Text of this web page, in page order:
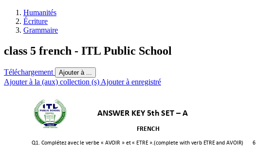
Humanités
Écriture
Grammaire
class 5 french - ITL Public School
Téléchargement Ajouter à ...
Ajouter à la (aux) collection (s) Ajouter à enregistré
         ANSWER KEY 5th SET – A
FRENCH
Q1. Complétez avec le verbe « AVOIR » et « ETRE ».(complete with verb ETRE and AVOIR)       6